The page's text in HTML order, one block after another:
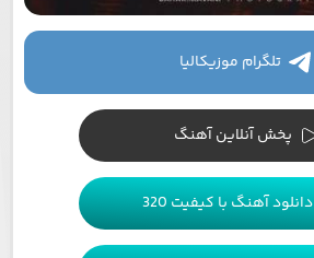
تلگرام موزیکالیا
پخش آنلاین آهنگ
دانلود آهنگ با کیفیت 320